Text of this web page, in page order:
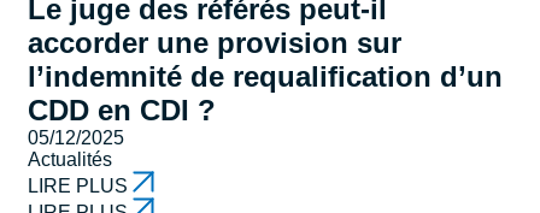
Le juge des référés peut-il
accorder une provision sur
l’indemnité de requalification d’un
CDD en CDI ?
05/12/2025
Actualités
LIRE PLUS